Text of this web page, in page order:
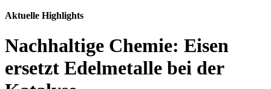
Aktuelle Highlights
Nachhaltige Chemie: Eisen
ersetzt Edelmetalle bei der